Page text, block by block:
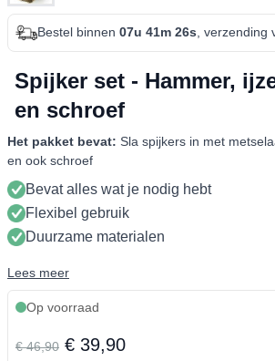
Bestel binnen 07u 41m 26s, verzending
Spijker set - Hammer,
en schroef
Het pakket bevat: Sla spijkers in met
en ook schroef
Bevat alles wat je nodig hebt
Flexibel gebruik
Duurzame materialen
Lees meer
Op voorraad
Final product price
€ 46,90 € 39,90